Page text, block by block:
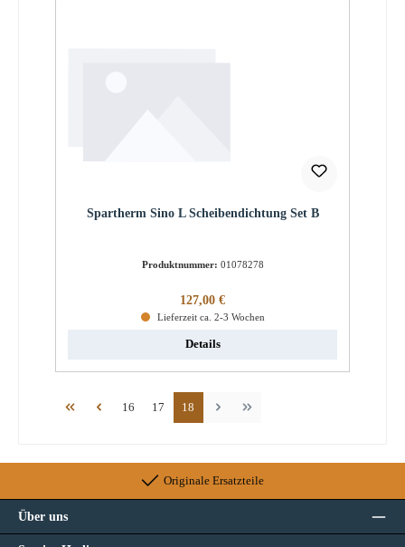
Spartherm Sino L Scheibendichtung Set B
Produktnummer: 01078278
Regulärer Preis:
127,00 €
Lieferzeit ca. 2-3 Wochen
Details
Seite
16 Seite
17 Seite
18
Originale Ersatzteile
Über uns